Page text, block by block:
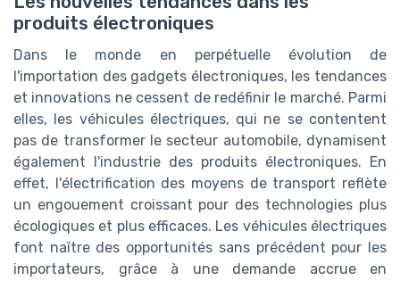
produits électroniques
Dans le monde en perpétuelle évolution de
l'importation des gadgets électroniques, les tendances
et innovations ne cessent de redéfinir le marché. Parmi
elles, les véhicules électriques, qui ne se contentent
pas de transformer le secteur automobile, dynamisent
également l'industrie des produits électroniques. En
effet, l'électrification des moyens de transport reflète
un engouement croissant pour des technologies plus
écologiques et plus efficaces. Les véhicules électriques
font naître des opportunités sans précédent pour les
importateurs, grâce à une demande accrue en